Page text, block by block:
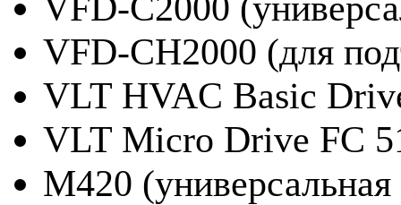
VFD-CH2000 (для
VLT HVAC Basic
VLT Micro Drive FC
М420 (универсальная